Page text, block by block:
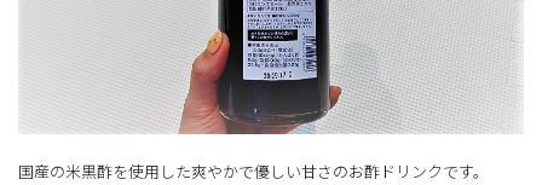
国産の米黒酢を使用した爽やかで優しい甘さのお酢ドリンクです。